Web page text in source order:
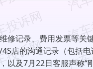
修记录、费用发票等
店的沟通记录（包括
以及7月22日客服声称